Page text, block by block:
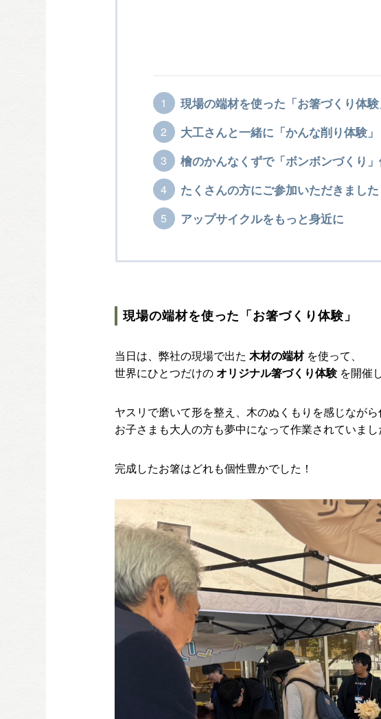
現場の端材を使った「お箸づくり体験
大工さんと一緒に「かんな削り体験」
檜のかんなくずで「ボンボンづくり」
たくさんの方にご参加いただきました
アップサイクルをもっと身近に
現場の端材を使った「お箸づくり体験」
当日は、弊社の現場で出た木材の端材を使って、
世界にひとつだけのオリジナル箸づくり体験を開催
ヤスリで磨いて形を整え、木のぬくもりを感じながら
お子さまも大人の方も夢中になって作業されていまし
完成したお箸はどれも個性豊かでした！